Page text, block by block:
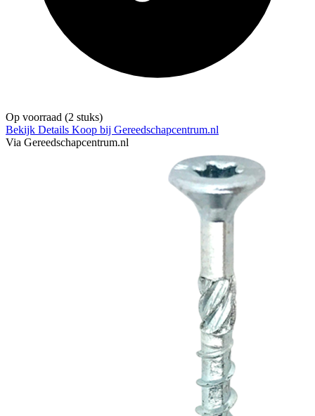
Op voorraad (2 stuks)
Bekijk Details Koop bij Gereedschapcentrum.nl
Via Gereedschapcentrum.nl